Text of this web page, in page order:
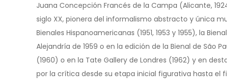
Juana Concepción Francés de la Campa (Alicante,
siglo XX, pionera del informalismo abstracto y única
Bienales Hispanoamericanas (1951, 1953 y 1955), la
Alejandría de 1959 o en la edición de la Bienal de São
(1960) o en la Tate Gallery de Londres (1962) y en
por la crítica desde su etapa inicial figurativa hasta el